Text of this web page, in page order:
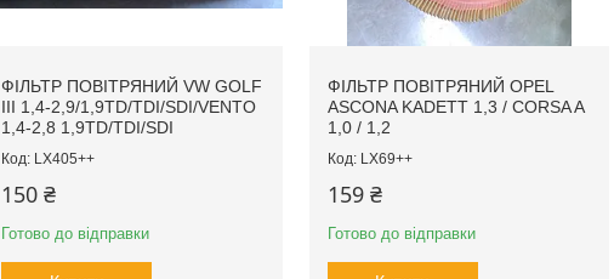
ФІЛЬТР ПОВІТРЯНИЙ VW GOLF
III 1,4-2,9/1,9TD/TDI/SDI/VENTO
1,4-2,8 1,9TD/TDI/SDI
LX405++
150 ₴
Готово до відправки
ФІЛЬТР ПОВІТРЯНИЙ OPEL
ASCONA KADETT 1,3 / CORSA A
1,0 / 1,2
LX69++
159 ₴
Готово до відправки